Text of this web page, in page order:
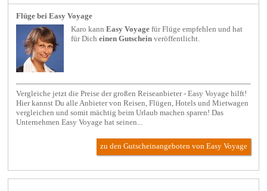
Flüge bei Easy Voyage
Karo kannEasy Voyage fürFlüge empfehlen und hat
für Dicheinen Gutschein veröffentlicht.
Vergleiche jetzt die Preise der großen Reiseanbieter - Easy Voyage hilft!
Hier kannst Du alle Anbieter von Reisen, Flügen, Hotels und Mietwagen
vergleichen und somit mächtig beim Urlaub machen sparen! Das
Unternehmen Easy Voyage hat seinen...
zu den Gutscheinangeboten von Easy Voyage